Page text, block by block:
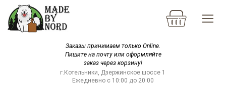
Заказы принимаем только Online.
Пишите на почту или оформляйте
заказ через корзину!
г.Котельники, Дзержинское шоссе 1
Ежедневно с 10:00 до 20:00